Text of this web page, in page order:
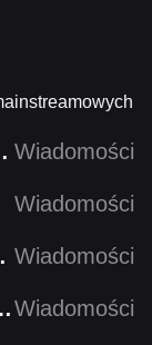
Wiadomości
Wiadomości
Wiadomości
Wiadomości